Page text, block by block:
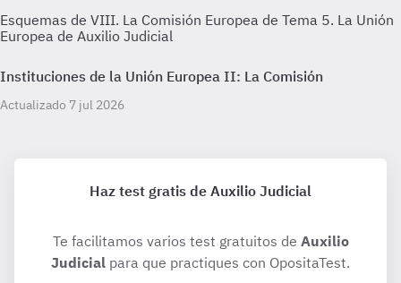
Esquemas de VIII. La Comisión Europea de Tema 5. La Unión
Europea de Auxilio Judicial
Instituciones de la Unión Europea II: La Comisión
Actualizado 7 jul 2026
Haz test gratis de Auxilio Judicial
Te facilitamos varios test gratuitos de Auxilio
Judicial para que practiques con OpositaTest.